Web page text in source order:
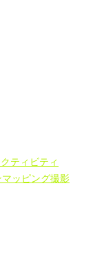
ティビティ
ッピング撮影